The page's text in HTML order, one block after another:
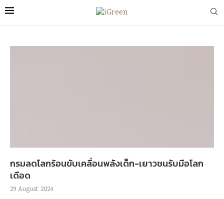
กรมลดโลกร้อนขับเคลื่อนพลังเด็ก-เยาวชนรับมือโลก
เดือด
29 August 2024